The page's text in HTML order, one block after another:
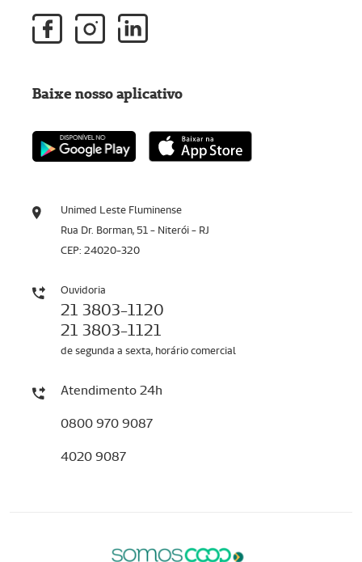
Unimed Leste Fluminense
Rua Dr. Borman, 51 - Niterói - RJ
CEP: 24020-320
Ouvidoria
21 3803-1120
21 3803-1121
de segunda a sexta, horário comercial
Atendimento 24h
0800 970 9087
4020 9087
Baixe nosso aplicativo